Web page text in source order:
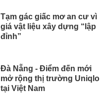
Tạm gác giấc mơ an cư vì
giá vật liệu xây dựng “lập
đỉnh”
Đà Nẵng - Điểm đến mới
mở rộng thị trường Uniqlo
tại Việt Nam